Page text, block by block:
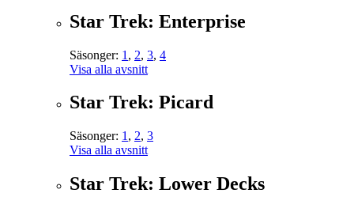
Star Trek: Enterprise
Säsonger: 1 , 2, 3, 4
Visa alla avsnitt
Star Trek: Picard
Säsonger: 1 , 2, 3
Visa alla avsnitt
Star Trek: Lower Decks